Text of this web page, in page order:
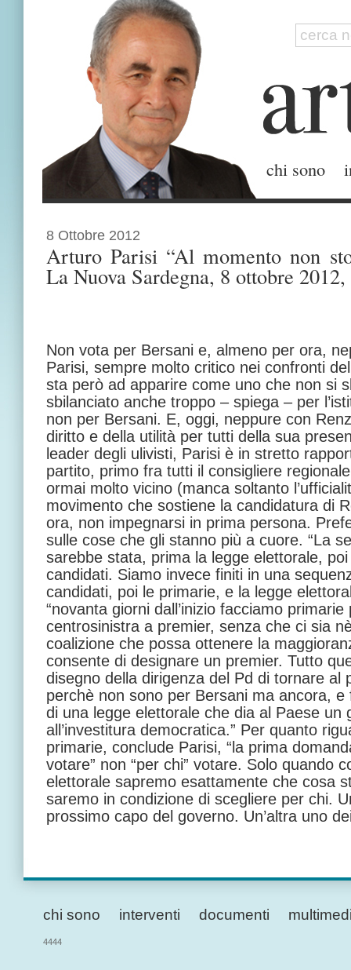
chi sono
8 Ottobre 2012
Arturo Parisi “Al momento non
La Nuova Sardegna, 8 ottobre
Non vota per Bersani e, almeno per ora,
Parisi, sempre molto critico nei confronti
sta però ad apparire come uno che non si
sbilanciato anche troppo – spiega – per
non per Bersani. E, oggi, neppure con
diritto e della utilità per tutti della sua
leader degli ulivisti, Parisi è in stretto
partito, primo fra tutti il consigliere
ormai molto vicino (manca soltanto
movimento che sostiene la candidatura di
ora, non impegnarsi in prima persona.
sulle cose che gli stanno più a cuore. “La
sarebbe stata, prima la legge elettorale,
candidati. Siamo invece finiti in una
candidati, poi le primarie, e la legge
“novanta giorni dall’inizio facciamo
centrosinistra a premier, senza che ci sia
coalizione che possa ottenere la
consente di designare un premier. Tutto
disegno della dirigenza del Pd di tornare al
perchè non sono per Bersani ma ancora,
di una legge elettorale che dia al Paese un
all’investitura democratica.” Per quanto
primarie, conclude Parisi, “la prima
votare” non “per chi” votare. Solo quando
elettorale sapremo esattamente che cosa
saremo in condizione di scegliere per chi.
prossimo capo del governo. Un’altra uno
chi sono interventi documenti
4444